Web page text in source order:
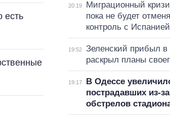
есть
20:19
Миграционный
пока не будет
контроль с Испанией
19:52
Зеленский прибыл
раскрыл планы
19:17
В Одессе
пострадавших из-
обстрелов